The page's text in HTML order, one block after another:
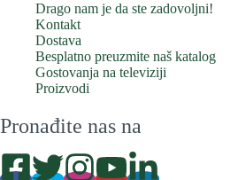
Drago nam je da ste zadovoljni!
Kontakt
Dostava
Besplatno preuzmite naš katalog
Gostovanja na televiziji
Proizvodi
Pronađite nas na